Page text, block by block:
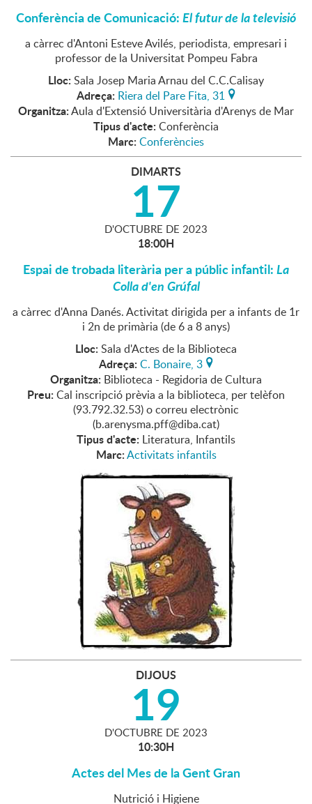
Conferència de Comunicació:El futur de la televisió
a càrrec d'Antoni Esteve Avilés, periodista, empresari i
professor de la Universitat Pompeu Fabra
Lloc: Sala Josep Maria Arnau del C.C.Calisay
Adreça: Riera del Pare Fita, 31
Organitza:Aula d'Extensió Universitària d'Arenys de Mar
Tipus d'acte: Conferència
Marc: Conferències
DIMARTS
17
D'OCTUBRE DE 2023
18:00H
Espai de trobada literària per a públic infantil:La
Colla d'en Grúfal
a càrrec d'Anna Danés. Activitat dirigida per a infants de 1r
i 2n de primària (de 6 a 8 anys)
Lloc: Sala d'Actes de la Biblioteca
Adreça: C. Bonaire, 3
Organitza: Biblioteca - Regidoria de Cultura
Preu: Cal inscripció prèvia a la biblioteca, per telèfon
(93.792.32.53) o correu electrònic
(b.arenysma.pff@diba.cat)
Tipus d'acte: Literatura, Infantils
Marc:Activitats infantils
DIJOUS
19
D'OCTUBRE DE 2023
10:30H
Actes del Mes de la Gent Gran
Nutrició i Higiene